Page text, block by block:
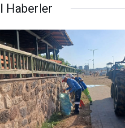
Haberler